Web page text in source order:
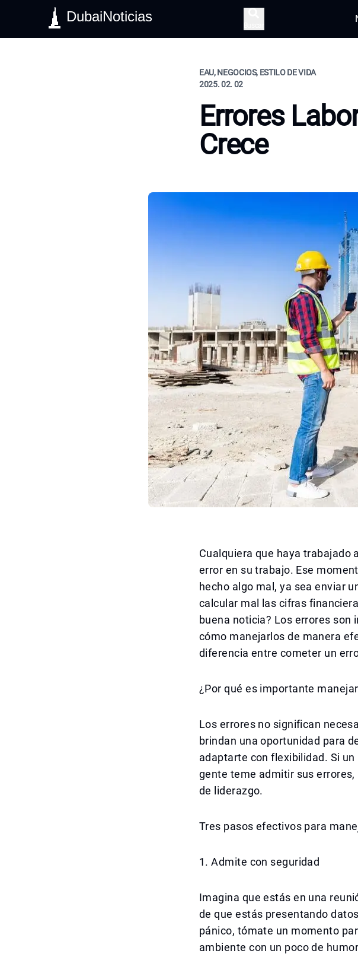
DubaiNoticias
EAU, NEGOCIOS, ESTILO DE VIDA
2025. 02. 02
Errores
Crece
Cualquiera que haya trabajado
error en su trabajo. Ese
hecho algo mal, ya sea enviar
calcular mal las cifras
buena noticia? Los errores son
cómo manejarlos de manera
diferencia entre cometer un
¿Por qué es importante
Los errores no significan
brindan una oportunidad para
adaptarte con flexibilidad. Si
gente teme admitir sus
de liderazgo.
Tres pasos efectivos para
1. Admite con seguridad
Imagina que estás en una
de que estás presentando
pánico, tómate un momento
ambiente con un poco de